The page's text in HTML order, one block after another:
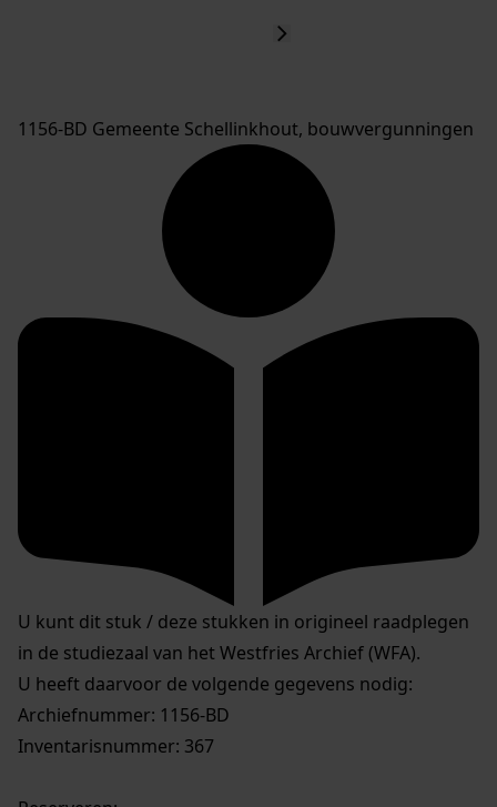
1156-BD Gemeente Schellinkhout, bouwvergunningen
U kunt dit stuk / deze stukken in origineel raadplegen
in de studiezaal van het Westfries Archief (WFA).
U heeft daarvoor de volgende gegevens nodig:
Archiefnummer: 1156-BD
Inventarisnummer: 367